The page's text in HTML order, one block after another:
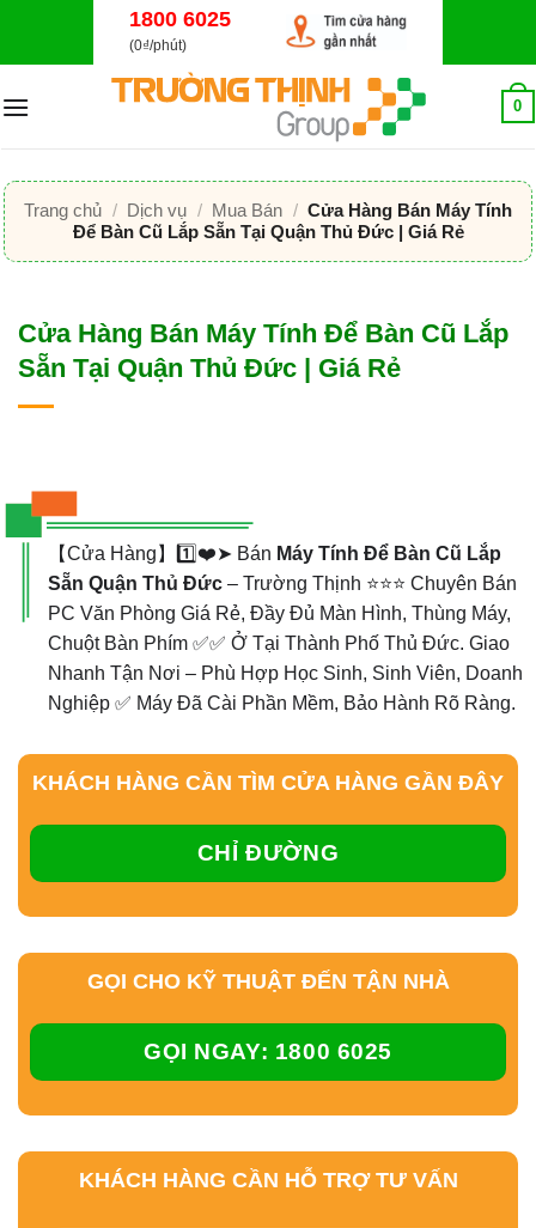
dung
1800 6025
(0₫/phút)
0
Trang chủ / Dịch vụ / Mua Bán / Cửa Hàng Bán Máy Tính
Để Bàn Cũ Lắp Sẵn Tại Quận Thủ Đức | Giá Rẻ
Cửa Hàng Bán Máy Tính Để Bàn Cũ Lắp
Sẵn Tại Quận Thủ Đức | Giá Rẻ
【Cửa Hàng】1️⃣❤️➤ Bán Máy Tính Để Bàn Cũ Lắp
Sẵn Quận Thủ Đức – Trường Thịnh ⭐⭐⭐ Chuyên Bán
PC Văn Phòng Giá Rẻ, Đầy Đủ Màn Hình, Thùng Máy,
Chuột Bàn Phím ✅✅ Ở Tại Thành Phố Thủ Đức. Giao
Nhanh Tận Nơi – Phù Hợp Học Sinh, Sinh Viên, Doanh
Nghiệp ✅ Máy Đã Cài Phần Mềm, Bảo Hành Rõ Ràng.
KHÁCH HÀNG CẦN TÌM CỬA HÀNG GẦN ĐÂY
CHỈ ĐƯỜNG
GỌI CHO KỸ THUẬT ĐẾN TẬN NHÀ
GỌI NGAY: 1800 6025
KHÁCH HÀNG CẦN HỖ TRỢ TƯ VẤN